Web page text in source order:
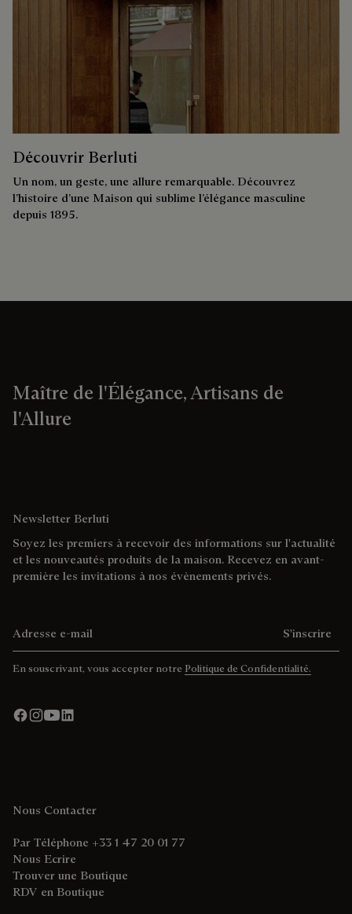
Découvrir Berluti
Un nom, un geste, une allure remarquable. Découvrez
l’histoire d’une Maison qui sublime l’élégance masculine
depuis 1895.
Maître de l'Élégance, Artisans de
l'Allure
Newsletter Berluti
Soyez les premiers à recevoir des informations sur l'actualité
et les nouveautés produits de la maison. Recevez en avant-
première les invitations à nos évènements privés.
S'inscrire
En souscrivant, vous accepter notre Politique de Confidentialité.
Nous Contacter
Par Téléphone +33 1 47 20 01 77
Nous Ecrire
Trouver une Boutique
RDV en Boutique